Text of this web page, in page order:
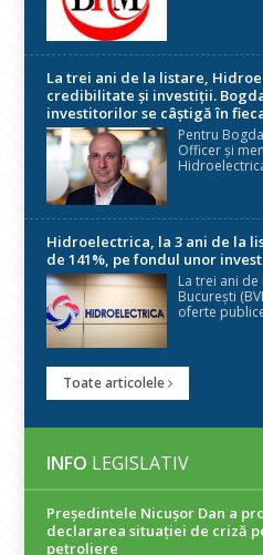
La trei ani de la listare,
credibilitate și investiții.
investitorilor se câștigă în
Pentru
Officer și
Hidroelectrica, la 3 ani de la
de 141%, pe fondul unor
La trei ani
București
oferte
Toate articolele
INFO LEGISLATIV
Președintele Nicuşor Dan a
declararea situaţiei de criză
petroliere